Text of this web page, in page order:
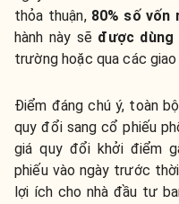
thỏa thuận, 80% số
hành này sẽ được dùng
trường hoặc qua các
Điểm đáng chú ý, toàn
quy đổi sang cổ phiếu
giá quy đổi khởi điểm
phiếu vào ngày trước
lợi ích cho nhà đầu tư